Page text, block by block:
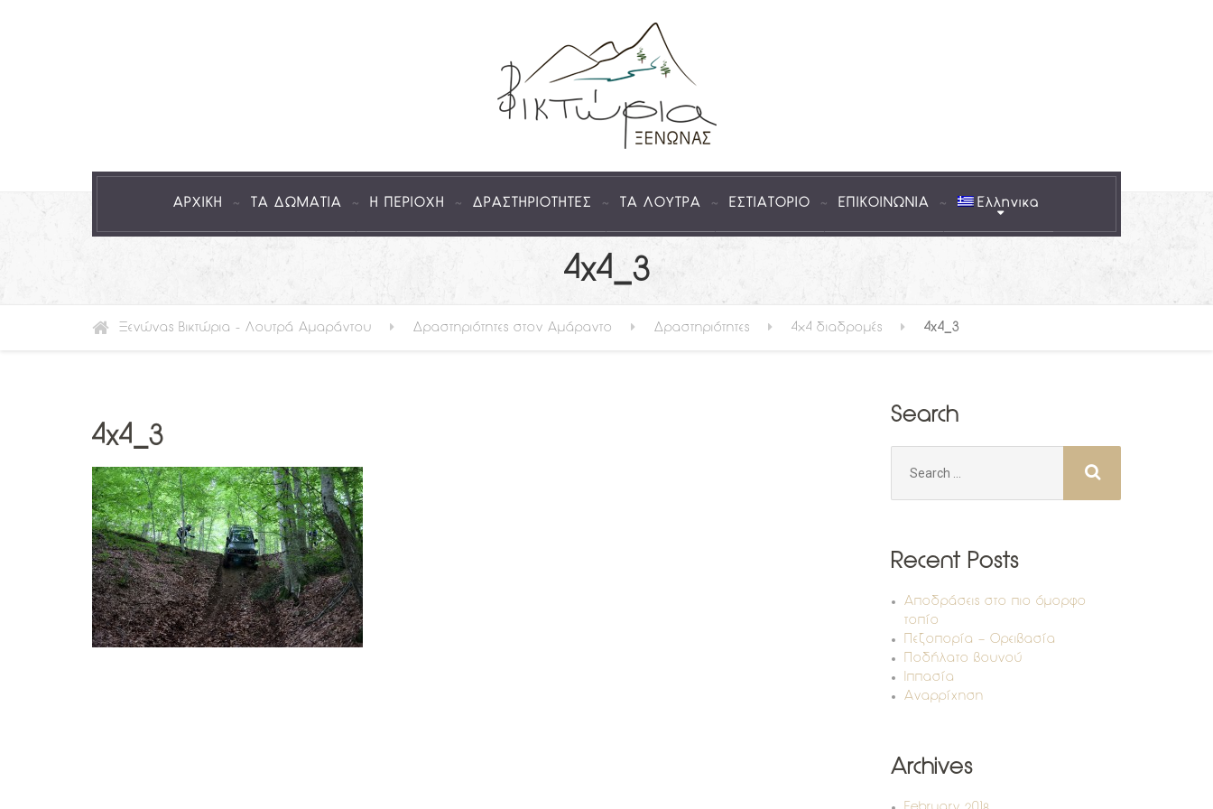
ΑΡΧΙΚΗ ΤΑ ΔΩΜΑΤΙΑ Η ΠΕΡΙΟΧΗ ΔΡΑΣΤΗΡΙΟΤΗΤΕΣ ΤΑ ΛΟΥΤΡΑ ΕΣΤΙΑΤΟΡΙΟ ΕΠΙΚΟΙΝΩΝΙΑ Ελληνικα
4x4_3
Ξενώνας Βικτώρια - Λουτρά Αμαράντου Δραστηριότητες στον Αμάραντο Δραστηριότητες 4×4 διαδρομές 4x4_3
4x4_3
Search
for:
Recent Posts
Αποδράσεις στο πιο όμορφο
τοπίο
Πεζοπορία – Ορειβασία
Ποδήλατο βουνού
Ιππασία
Αναρρίχηση
Archives